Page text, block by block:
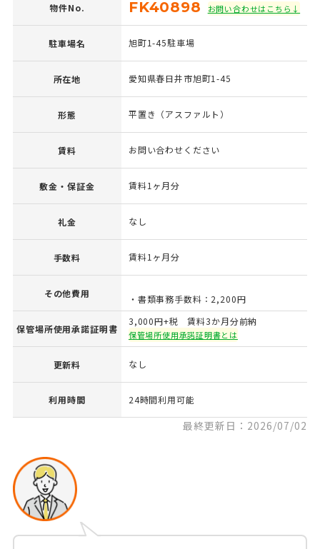
物件No. FK40898 お問い合わせはこちら↓
駐車場名 旭町1-45駐車場
所在地 愛知県春日井市旭町1-45
形態 平置き（アスファルト）
賃料 お問い合わせください
敷金・保証金 賃料1ヶ月分
礼金 なし
手数料 賃料1ヶ月分
その他費用 ・書類事務手数料：2,200円
保管場所使用承諾証明書
3,000円+税 賃料3か月分前納
保管場所使用承諾証明書とは
更新料 なし
利用時間 24時間利用可能
最終更新日：2026/07/02